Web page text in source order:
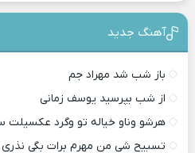
آهنگ جدید
باز شب شد مهراد جم
از شب بپرسید یوسف زمانی
هرشو وناو خیاله تو وگرد
تسبیح شی من مهرم برات بگی نذری